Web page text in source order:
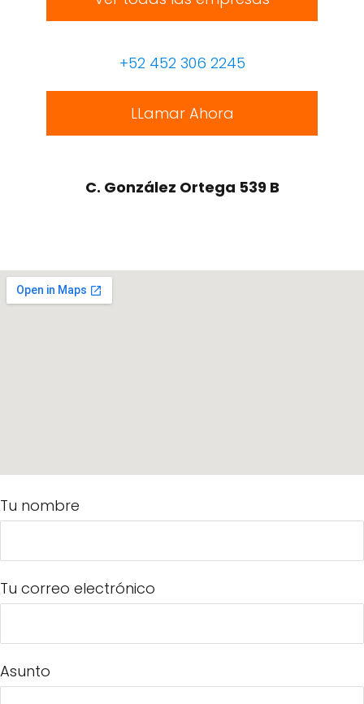
+52 452 306 2245
LLamar Ahora
C. González Ortega 539 B
Tu nombre
Tu correo electrónico
Asunto